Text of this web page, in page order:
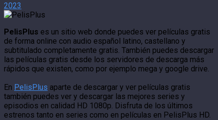
2023
PelisPlus es un sitio web donde puedes ver películas gratis
de forma online con audio español latino, castellano y
subtitulado completamente gratis. También puedes descargar
las películas gratis desde los servidores de descarga más
rápidos que existen, como por ejemplo mega y google drive.
En PelisPlus aparte de descargar y ver películas gratis
también puedes ver y descargar las mejores series y
episodios en calidad HD 1080p. Disfruta de los últimos
estrenos tanto en series como en películas en PelisPlus HD.